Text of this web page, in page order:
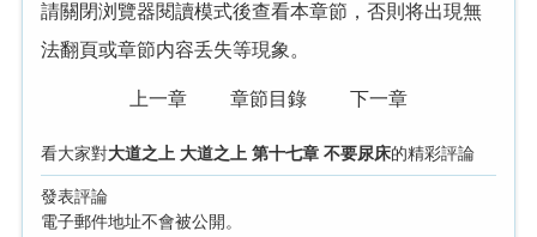
請關閉浏覽器閱讀模式後查看本章節，否則将出現無
法翻頁或章節内容丢失等現象。
上一章 章節目錄 下一章
看大家對大道之上 大道之上 第十七章 不要尿床的精彩評論
發表評論
電子郵件地址不會被公開。